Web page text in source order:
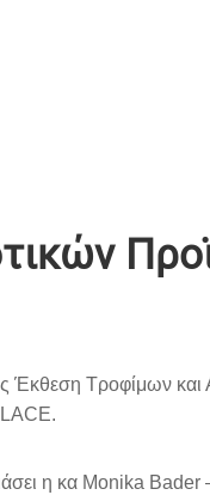
Έκθεση Τροφίμων και
η κα Monika